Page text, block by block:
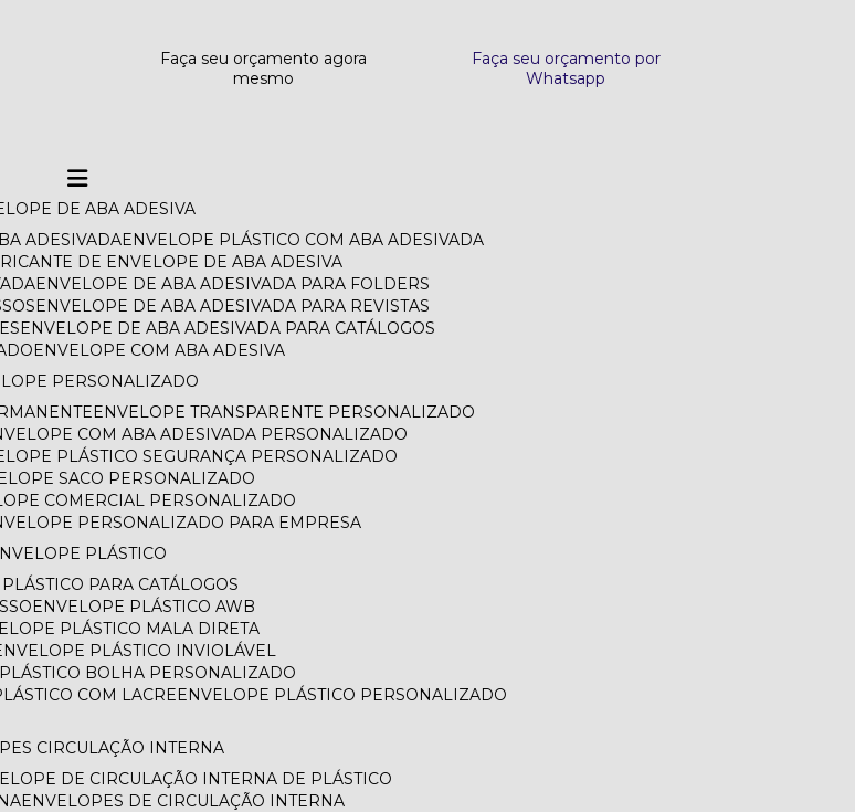
Faça seu orçamento agora
mesmo
Faça seu orçamento por
Whatsapp
DE ABA ADESIVA
ADESIVADA
ENVELOPE PLÁSTICO COM ABA ADESIVADA
DE ENVELOPE DE ABA ADESIVA
ENVELOPE DE ABA ADESIVADA PARA FOLDERS
ENVELOPE DE ABA ADESIVADA PARA REVISTAS
ENVELOPE DE ABA ADESIVADA PARA CATÁLOGOS
ENVELOPE COM ABA ADESIVA
PERSONALIZADO
ENVELOPE TRANSPARENTE PERSONALIZADO
COM ABA ADESIVADA PERSONALIZADO
PLÁSTICO SEGURANÇA PERSONALIZADO
SACO PERSONALIZADO
COMERCIAL PERSONALIZADO
PERSONALIZADO PARA EMPRESA
ENVELOPE PLÁSTICO
PLÁSTICO PARA CATÁLOGOS
ENVELOPE PLÁSTICO AWB
PLÁSTICO MALA DIRETA
ENVELOPE PLÁSTICO INVIOLÁVEL
PLÁSTICO BOLHA PERSONALIZADO
COM LACRE
ENVELOPE PLÁSTICO PERSONALIZADO
CIRCULAÇÃO INTERNA
DE CIRCULAÇÃO INTERNA DE PLÁSTICO
ENVELOPES DE CIRCULAÇÃO INTERNA